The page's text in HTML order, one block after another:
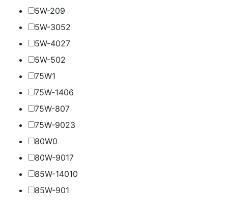
5W-209
5W-3052
5W-4027
5W-502
75W1
75W-1406
75W-807
75W-9023
80W0
80W-9017
85W-14010
85W-901